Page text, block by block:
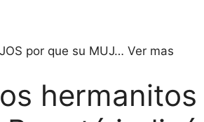
por que su MUJ… Ver mas
hermanitos